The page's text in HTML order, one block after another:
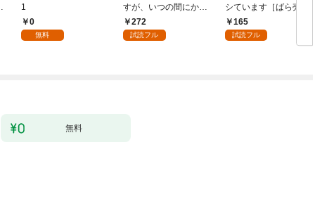
1
0
無料
すが、いつの間にか花
嫁として溺愛されてい
ます【単話】（１）
272
試読フル
シています［ばら売
り］ 第1話
165
試読フル
無料